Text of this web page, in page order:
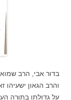
בדור אבי, הרב
והרב הגאון ישעיהו
על גדולתו בתורה